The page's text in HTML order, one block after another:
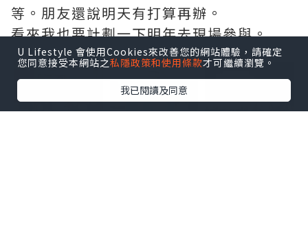
等。朋友還說明天有打算再辦。
看來我也要計劃一下明年去現場參與。
點擊圖片放大
+29
U Lifestyle 會使用Cookies來改善您的網站體驗，請確定
您同意接受本網站之私隱政策和使用條款才可繼續瀏覽。
我已閱讀及同意